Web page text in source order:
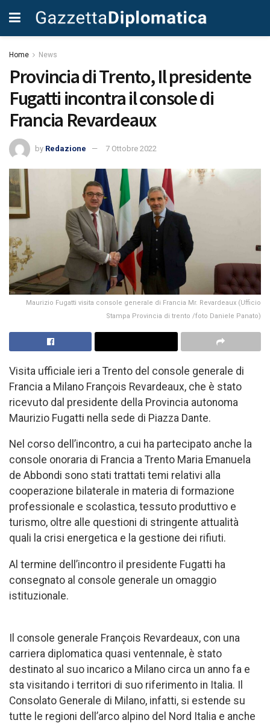
Home News
Provincia di Trento, Il presidente
Fugatti incontra il console di
Francia Revardeaux
by Redazione 7 Ottobre 2022
Maurizio Fugatti visita console generale di Francia Mr. Revardeaux (Ufficio
Stampa Provincia di trento /foto Daniele Panato)
Visita ufficiale ieri a Trento del console generale di
Francia a Milano François Revardeaux, che è stato
ricevuto dal presidente della Provincia autonoma
Maurizio Fugatti nella sede di Piazza Dante.
Nel corso dell’incontro, a cui ha partecipato anche la
console onoraria di Francia a Trento Maria Emanuela
de Abbondi sono stati trattati temi relativi alla
cooperazione bilaterale in materia di formazione
professionale e scolastica, tessuto produttivo e
turismo, oltre alle questioni di stringente attualità
quali la crisi energetica e la gestione dei rifiuti.
Al termine dell’incontro il presidente Fugatti ha
consegnato al console generale un omaggio
istituzionale.
Il console generale François Revardeaux, con una
carriera diplomatica quasi ventennale, è stato
destinato al suo incarico a Milano circa un anno fa e
sta visitando i territori di suo riferimento in Italia. Il
Consolato Generale di Milano, infatti, si estende su
tutte le regioni dell’arco alpino del Nord Italia e anche